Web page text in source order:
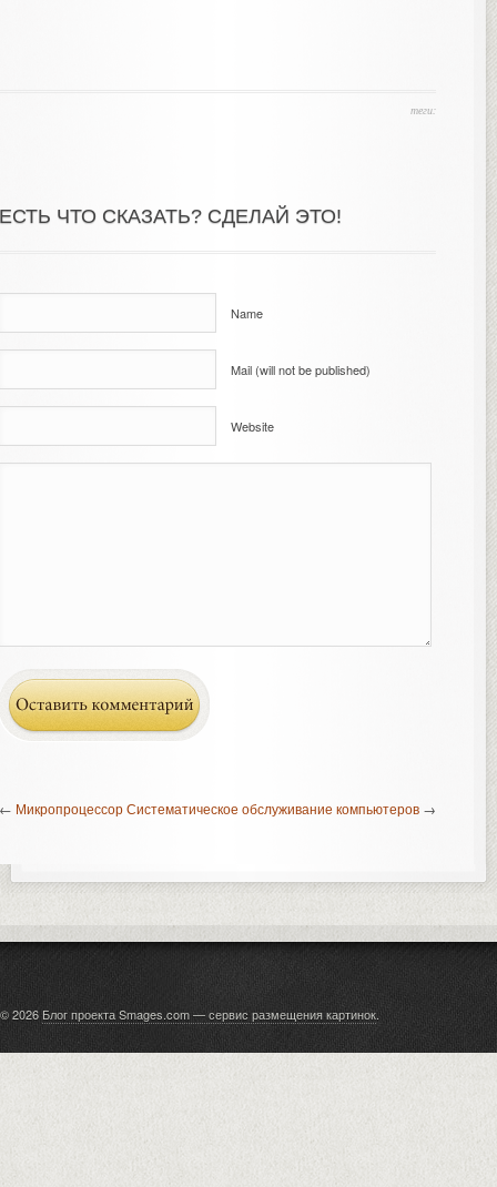
теги:
ЧТО СКАЗАТЬ? СДЕЛАЙ ЭТО!
Name
Mail (will not be published)
Website
МикропроцессорСистематическое обслуживание компьютеров →
© 2026 Блог проекта Smages.com — сервис размещения картинок.